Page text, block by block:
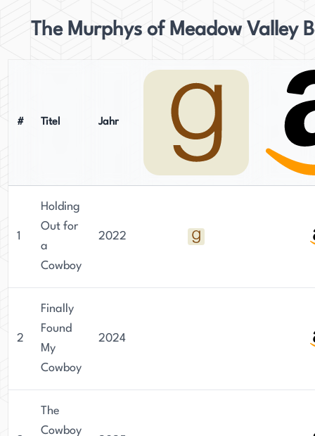
The Murphys of Meadow Valley
# Titel Jahr
1
Holding
Out for
a
Cowboy
2022
2
Finally
Found
My
Cowboy
2024
The
Cowboy